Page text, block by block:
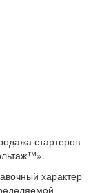
стартеров
характер